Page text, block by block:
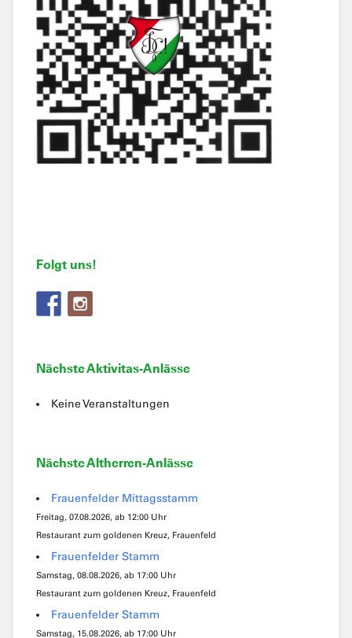
Folgt uns!
Nächste Aktivitas-Anlässe
Keine Veranstaltungen
Nächste Altherren-Anlässe
Frauenfelder Mittagsstamm
Freitag, 07.08.2026, ab 12:00 Uhr
Restaurant zum goldenen Kreuz, Frauenfeld
Frauenfelder Stamm
Samstag, 08.08.2026, ab 17:00 Uhr
Restaurant zum goldenen Kreuz, Frauenfeld
Frauenfelder Stamm
Samstag, 15.08.2026, ab 17:00 Uhr